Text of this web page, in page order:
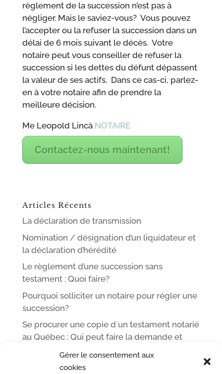
Gérer le consentement aux
cookies
règlement de la succession n’est pas à
négliger. Mais le saviez-vous? Vous pouvez
l’accepter ou la refuser la succession dans un
délai de 6 mois suivant le décès. Votre
notaire peut vous conseiller de refuser la
succession si les dettes du défunt dépassent
la valeur de ses actifs. Dans ce cas-ci, parlez-
en à votre notaire afin de prendre la
meilleure décision.
Me Leopold Lincà NOTAIRE
Contactez-nous maintenant!
Articles Récents
La déclaration de transmission
Nomination / désignation d’un liquidateur et
la déclaration d’hérédité
Le règlement d’une succession sans
testament : Quoi faire?
Pourquoi solliciter un notaire pour régler une
succession?
Se procurer une copie d`un testament notarié
au Québec : Qui peut faire la demande et